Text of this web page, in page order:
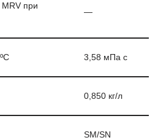
MRV при
—
3,58 мПа с
0,850 кг/л
SM/SN